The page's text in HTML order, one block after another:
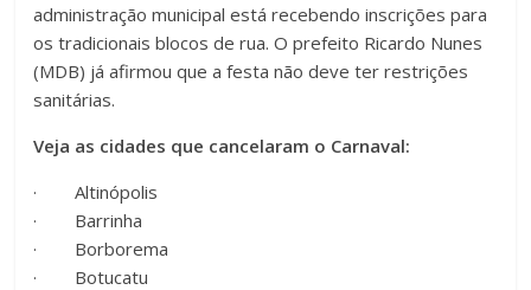
administração municipal está recebendo inscrições para
os tradicionais blocos de rua. O prefeito Ricardo Nunes
(MDB) já afirmou que a festa não deve ter restrições
sanitárias.
Veja as cidades que cancelaram o Carnaval:
· Altinópolis
· Barrinha
· Borborema
· Botucatu